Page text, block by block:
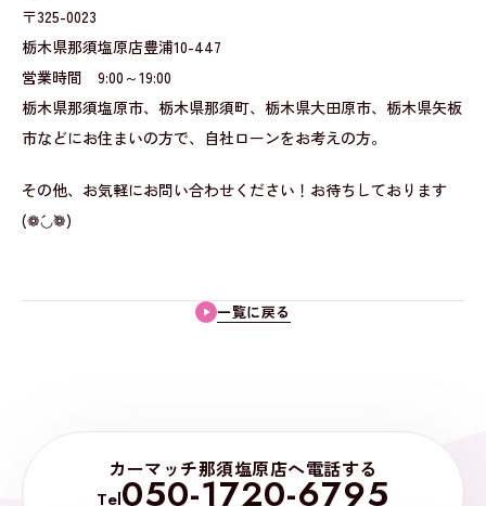
〒325-0023
栃木県那須塩原店豊浦10-447
営業時間 9:00～19:00
栃木県那須塩原市、栃木県那須町、栃木県大田原市、栃木県矢板
市などにお住まいの方で、自社ローンをお考えの方。
その他、お気軽にお問い合わせください！お待ちしております
(❁´◡`❁)
一覧に戻る
カーマッチ那須塩原店へ電話する
Tel050-1720-6795